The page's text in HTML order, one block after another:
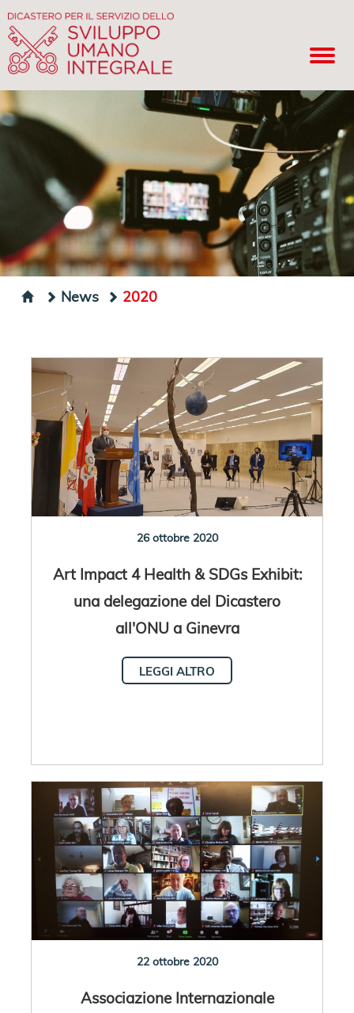
News 2020
26 ottobre 2020
Art Impact 4 Health & SDGs Exhibit:
una delegazione del Dicastero
all'ONU a Ginevra
LEGGI ALTRO
22 ottobre 2020
Associazione Internazionale